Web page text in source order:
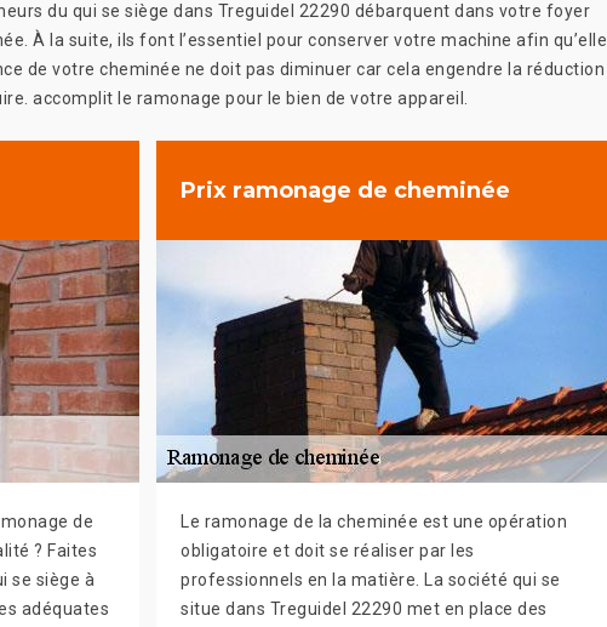
du qui se siège dans Treguidel 22290 débarquent dans votre foyer
À la suite, ils font l’essentiel pour conserver votre machine afin qu’elle
de votre cheminée ne doit pas diminuer car cela engendre la réduction
accomplit le ramonage pour le bien de votre appareil.
de
? Faites
se siège à
adéquates
Prix ramonage de cheminée
Le ramonage de la cheminée est une opération
obligatoire et doit se réaliser par les
professionnels en la matière. La société qui se
situe dans Treguidel 22290 met en place des